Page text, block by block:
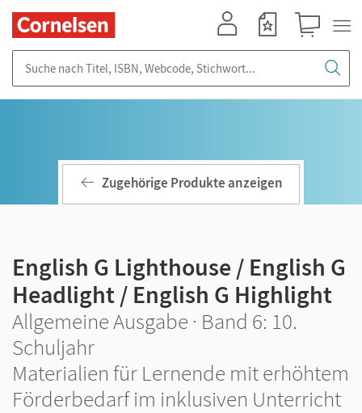
Zugehörige Produkte anzeigen
English G Lighthouse / English G
Headlight / English G Highlight
Allgemeine Ausgabe · Band 6: 10.
Schuljahr
Materialien für Lernende mit erhöhtem
Förderbedarf im inklusiven Unterricht